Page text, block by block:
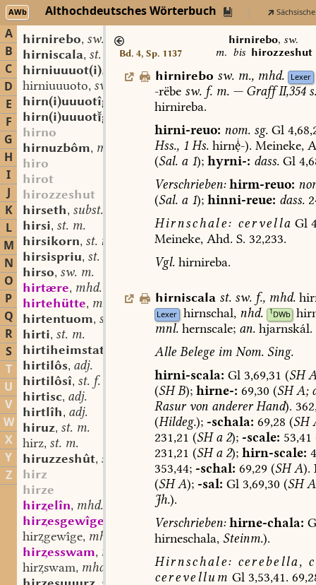
AWb Althochdeutsches Wörterbuch
A
B
C
D
E
F
G
H
I
J
K
L
M
N
O
P
Q
R
S
T
U
V
W
X
Y
Z
hirnirebo, sw. m.
hirniscala, st. sw. f.
hirniuuuot(i),
adj.
hirniuuuoto, sw. m.?
hirn(i)uuuotîg
hirn(i)uuuotgî
hirno
hirnuzbôm, mfrk. st. m.
hiro
hirot
hirozzeshut
hirseth, subst.
hirsi, st. m.
hirsikorn, st. n.
hirsispriu, st. n.
hirso, sw. m.
hirtære, mhd. st. m.
hirtehütte, mhd. st. sw. f.
hirtentuom, st. m. n.
hirti, st. m.
hirtiheimstat
hirtilôs, adj.
hirtilôsî, st. f.
hirtisc, adj.
hirtlîh, adj.
hiruz, st. m.
hirz, st. m.
hiruzzeshût, st. f.
hirz
hirze
hirelîn, mhd. st. n.
hiresgewîge
mhd. st. n.
hirgewîge, mhd. st. n.
hiresswam, mhd. st. m.
hirswam, mhd. st. m.
Bd. 4, Sp. 1137
hirnirebo, sw.
m. bis hirozzeshut
hirnirebo sw. m., mhd. Lexer
-rëbe sw.f.m.—Graff II,354s.
hirnireba.
hirni-reuo: nom.sg.Gl
Hss.,1Hs. hirn-). Meineke,
(Sal.a1); hyrni-: dass. Gl
Verschrieben: hirm-reuo:
(Sal.a1); hinni-reue: dass.
Hirnschale: cervella Gl
Meineke,Ahd. S. 32,233.
Vgl.hirnireba.
hirniscala st. sw. f., mhd.
Lexer hirnschal, nhd. 1DWb
mnl.hernscale; an.hjarnskál.
AlleBelegeimNom.Sing.
hirni-scala: Gl3,69,31 (SH
(SHB); hirne-: 69,30 (SHA;
Rasurvonanderer Hand).
(Hildeg.); -schala: 69,28 (SH
231,21 (SHa2); -scale: 53,41
231,21 (SHa2); hirn-scale:
353,44; -schal: 69,29 (SHA).
(SHA); -sal: Gl3,69,30 (SH
Jh.).
Verschrieben: hirne-chala:
hirneschala, Steinm.).
Hirnschale: cerebella,
cerevellum Gl 3,53,41.